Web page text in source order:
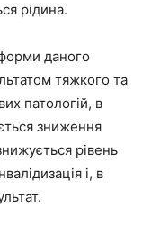
рідина.
даного
тяжкого та
патологій, в
зниження
рівень
і, в